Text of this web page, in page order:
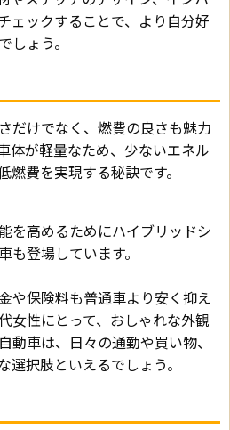
ェックすることで、より自分好
しょう。
だけでなく、燃費の良さも魅力
体が軽量なため、少ないエネル
費を実現する秘訣です。
を高めるためにハイブリッドシ
も登場しています。
や保険料も普通車より安く抑え
女性にとって、おしゃれな外観
動車は、日々の通勤や買い物、
選択肢といえるでしょう。